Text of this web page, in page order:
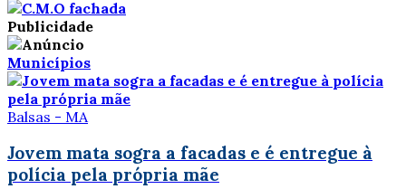
Publicidade
Municípios
Balsas - MA
Jovem mata sogra a facadas e é entregue à
polícia pela própria mãe